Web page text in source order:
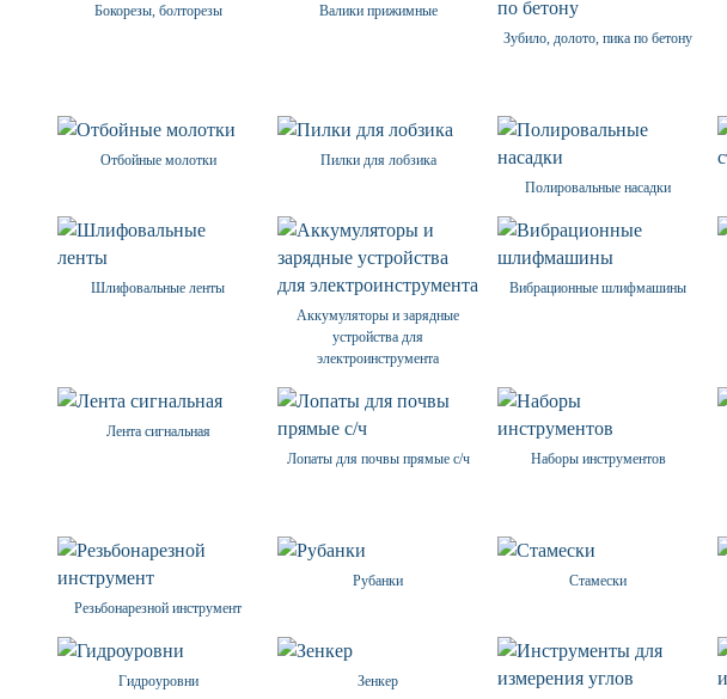
Бокорезы, болторезы
Валики прижимные
Зубило, долото, пика по бетону
Отбойные молотки
Пилки для лобзика
Полировальные насадки
Шлифовальные ленты
Аккумуляторы и зарядные
устройства для
электроинструмента
Вибрационные шлифмашины
Лента сигнальная
Лопаты для почвы прямые с/ч
Наборы инструментов
Резьбонарезной инструмент
Рубанки Стамески
Гидроуровни
Зенкер